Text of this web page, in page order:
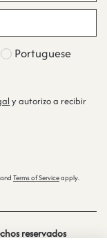
Portuguese
y autorizo a recibir
and Terms of Serviceapply.
reservados